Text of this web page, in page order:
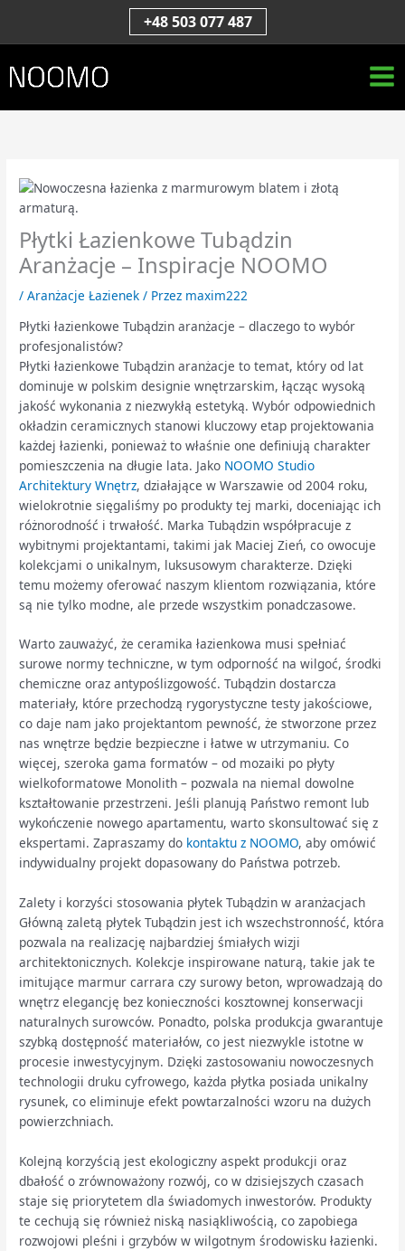
treści
+48 503 077 487
Płytki Łazienkowe Tubądzin
Aranżacje – Inspiracje NOOMO
/Aranżacje Łazienek / Przez maxim222
Płytki łazienkowe Tubądzin aranżacje – dlaczego to wybór
profesjonalistów?
Płytki łazienkowe Tubądzin aranżacje to temat, który od lat
dominuje w polskim designie wnętrzarskim, łącząc wysoką
jakość wykonania z niezwykłą estetyką. Wybór odpowiednich
okładzin ceramicznych stanowi kluczowy etap projektowania
każdej łazienki, ponieważ to właśnie one definiują charakter
pomieszczenia na długie lata. Jako NOOMO Studio
Architektury Wnętrz, działające w Warszawie od 2004 roku,
wielokrotnie sięgaliśmy po produkty tej marki, doceniając ich
różnorodność i trwałość. Marka Tubądzin współpracuje z
wybitnymi projektantami, takimi jak Maciej Zień, co owocuje
kolekcjami o unikalnym, luksusowym charakterze. Dzięki
temu możemy oferować naszym klientom rozwiązania, które
są nie tylko modne, ale przede wszystkim ponadczasowe.
Warto zauważyć, że ceramika łazienkowa musi spełniać
surowe normy techniczne, w tym odporność na wilgoć, środki
chemiczne oraz antypoślizgowość. Tubądzin dostarcza
materiały, które przechodzą rygorystyczne testy jakościowe,
co daje nam jako projektantom pewność, że stworzone przez
nas wnętrze będzie bezpieczne i łatwe w utrzymaniu. Co
więcej, szeroka gama formatów – od mozaiki po płyty
wielkoformatowe Monolith – pozwala na niemal dowolne
kształtowanie przestrzeni. Jeśli planują Państwo remont lub
wykończenie nowego apartamentu, warto skonsultować się z
ekspertami. Zapraszamy do kontaktu z NOOMO, aby omówić
indywidualny projekt dopasowany do Państwa potrzeb.
Zalety i korzyści stosowania płytek Tubądzin w aranżacjach
Główną zaletą płytek Tubądzin jest ich wszechstronność, która
pozwala na realizację najbardziej śmiałych wizji
architektonicznych. Kolekcje inspirowane naturą, takie jak te
imitujące marmur carrara czy surowy beton, wprowadzają do
wnętrz elegancję bez konieczności kosztownej konserwacji
naturalnych surowców. Ponadto, polska produkcja gwarantuje
szybką dostępność materiałów, co jest niezwykle istotne w
procesie inwestycyjnym. Dzięki zastosowaniu nowoczesnych
technologii druku cyfrowego, każda płytka posiada unikalny
rysunek, co eliminuje efekt powtarzalności wzoru na dużych
powierzchniach.
Kolejną korzyścią jest ekologiczny aspekt produkcji oraz
dbałość o zrównoważony rozwój, co w dzisiejszych czasach
staje się priorytetem dla świadomych inwestorów. Produkty
te cechują się również niską nasiąkliwością, co zapobiega
rozwojowi pleśni i grzybów w wilgotnym środowisku łazienki.
k
a